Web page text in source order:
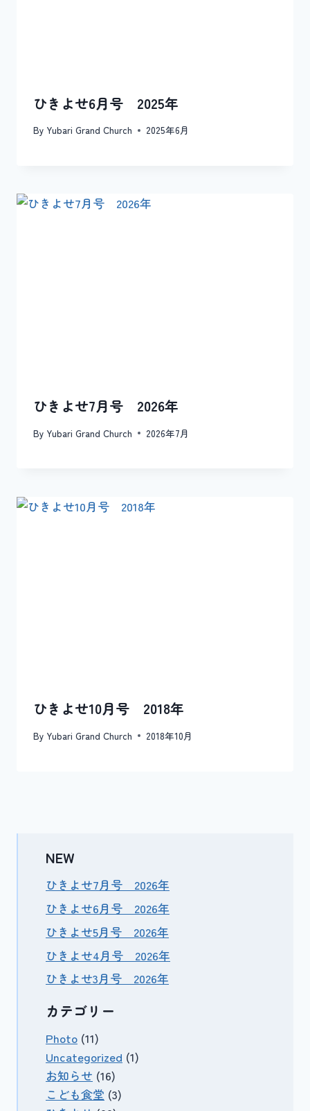
ひきよせ6月号 2025年
By Yubari Grand Church 2025年6月
ひきよせ7月号 2026年
By Yubari Grand Church 2026年7月
ひきよせ10月号 2018年
By Yubari Grand Church 2018年10月
NEW
ひきよせ7月号 2026年
ひきよせ6月号 2026年
ひきよせ5月号 2026年
ひきよせ4月号 2026年
ひきよせ3月号 2026年
カテゴリー
Photo (11)
Uncategorized (1)
お知らせ (16)
こども食堂 (3)